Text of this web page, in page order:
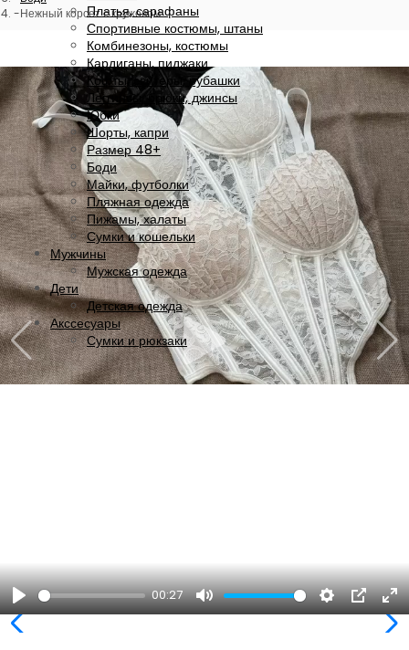
Платья, сарафаны
Спортивные костюмы, штаны
Комбинезоны, костюмы
Кардиганы, пиджаки
Кофты, свитеры, рубашки
Леггинсы, брюки, джинсы
Юбки
Шорты, капри
Размер 48+
Боди
Майки, футболки
Пляжная одежда
Пижамы, халаты
Сумки и кошельки
Мужчины
Мужская одежда
Дети
Детская одежда
Акссесуары
Сумки и рюкзаки
Нежный корсет с кружевом
Play
00:27
Mute Settings
PIP